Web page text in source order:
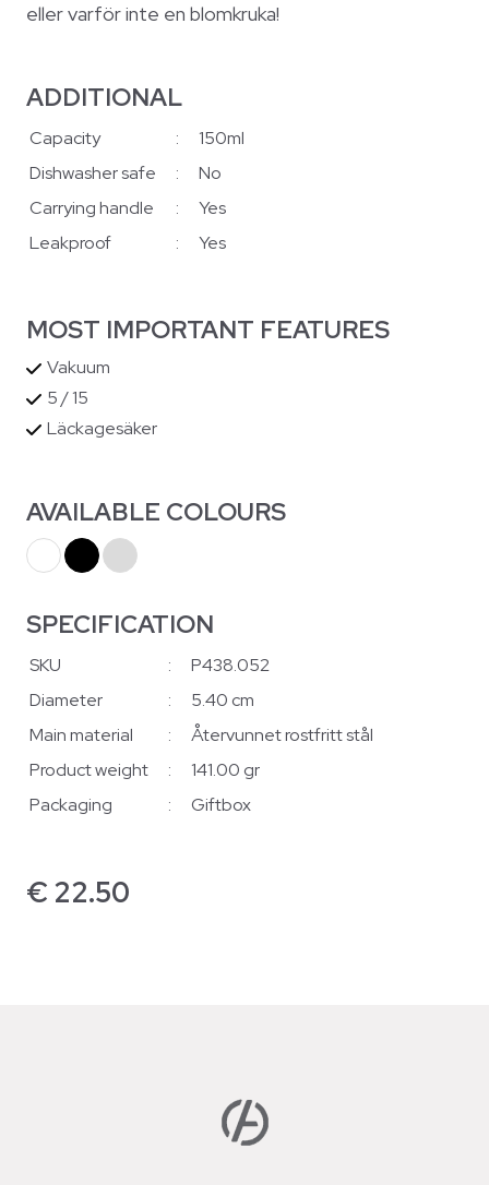
eller varför inte en blomkruka!
ADDITIONAL
Capacity :
150ml
Dishwasher safe
:
No
Carrying handle
:
Yes
Leakproof
: Yes
MOST IMPORTANT FEATURES
Vakuum
5 / 15
Läckagesäker
AVAILABLE COLOURS
SPECIFICATION
SKU :
P438.052
Diameter
:
5.40 cm
Main material
:
Återvunnet rostfritt stål
Product weight
:
141.00 gr
Packaging
: Giftbox
€ 22.50